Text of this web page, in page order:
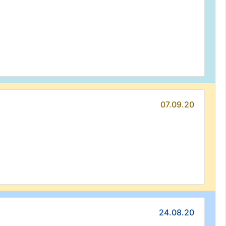
07.09.20
24.08.20